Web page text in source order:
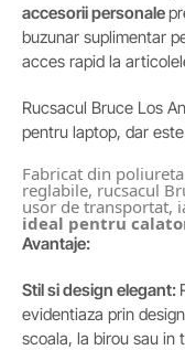
accesorii personale
buzunar suplimentar
acces rapid la
Rucsacul Bruce Los
pentru laptop, dar este
Fabricat din
reglabile, rucsacul
usor de transportat,
ideal pentru
Avantaje:
Stil si design elegant:
evidentiaza prin
scoala, la birou sau in